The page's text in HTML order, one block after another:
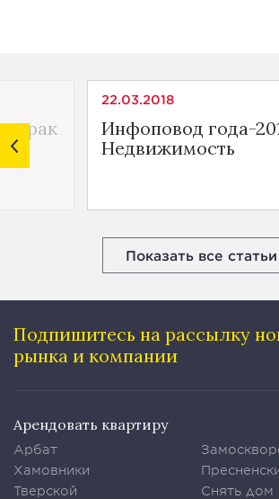
22.03.2018
Инфоповод года-
Недвижимость
Показать все статьи
Подпишитесь на рассылку
рынка и компании
Арендовать квартиру
Арбат
Хамовники
Тверской
Снять дом